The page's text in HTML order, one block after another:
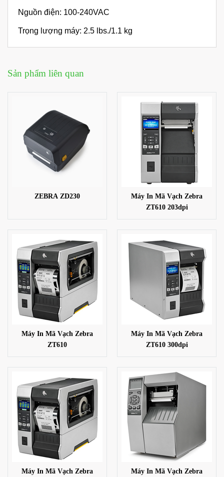
Nguồn điện: 100-240VAC
Trọng lượng máy: 2.5 lbs./1.1 kg
Sản phẩm liên quan
ZEBRA ZD230
Máy In Mã Vạch Zebra
ZT610 203dpi
Máy In Mã Vạch Zebra
ZT610
Máy In Mã Vạch Zebra
ZT610 300dpi
Máy In Mã Vạch Zebra
Máy In Mã Vạch Zebra